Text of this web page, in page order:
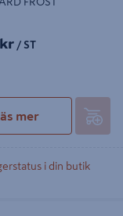
/ ST
mer
i din butik